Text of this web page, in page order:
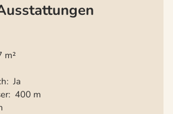
m²
Ja
400 m